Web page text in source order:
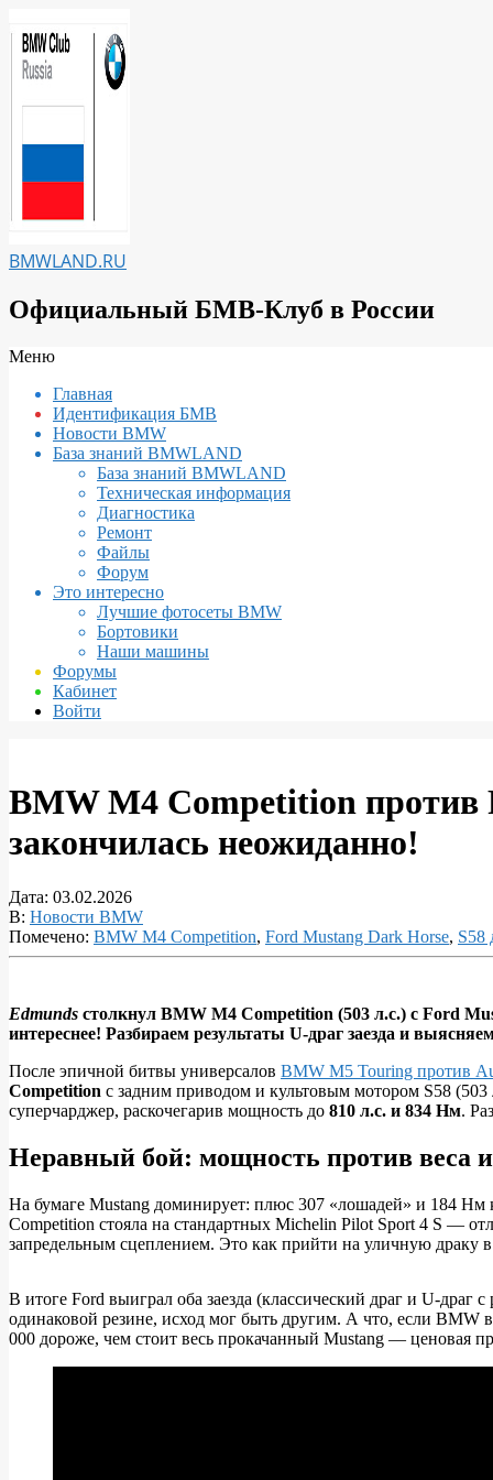
к
содержимому
BMWLAND.RU
Официальный БМВ-Клуб в России
Вторичное
навигации
Меню
Главная
Идентификация БМВ
Новости BMW
База знаний BMWLAND
База знаний BMWLAND
Техническая информация
Диагностика
Ремонт
Файлы
Форум
Это интересно
Лучшие фотосеты BMW
Бортовики
Наши машины
Форумы
Кабинет
Войти
BMW M4 Competition против
закончилась неожиданно!
Дата: 03.02.2026
В: Новости BMW
Помечено: BMW M4 Competition, Ford Mustang Dark Horse, S58
BMW
M4
Competition
против
Ford
Dark
Horse
810
л.с.:
драг-
Edmunds столкнул BMW M4 Competition (503 л.с.) с Ford
интереснее! Разбираем результаты U-драг заезда и
После эпичной битвы универсалов BMW M5 Touring против
Competition с задним приводом и культовым мотором S58
суперчарджер, раскочегарив мощность до 810 л.с. и 834 Нм.
Неравный бой: мощность против веса
На бумаге Mustang доминирует: плюс 307 «лошадей» и 184 Нм
Competition стояла на стандартных Michelin Pilot Sport 4 S —
запредельным сцеплением. Это как прийти на уличную драку
В итоге Ford выиграл оба заезда (классический драг и U-
одинаковой резине, исход мог быть другим. А что, если
000 дороже, чем стоит весь прокачанный Mustang — ценовая